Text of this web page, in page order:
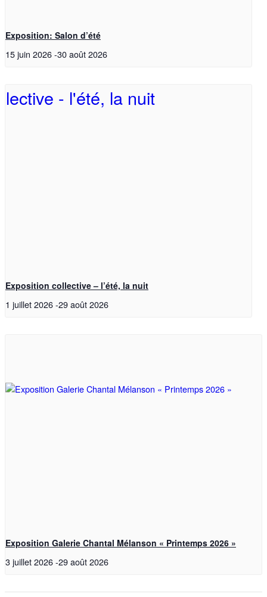
Exposition: Salon d’été
15 juin 2026-30 août 2026
Exposition collective – l’été, la nuit
1 juillet 2026-29 août 2026
Exposition Galerie Chantal Mélanson « Printemps 2026 »
3 juillet 2026-29 août 2026